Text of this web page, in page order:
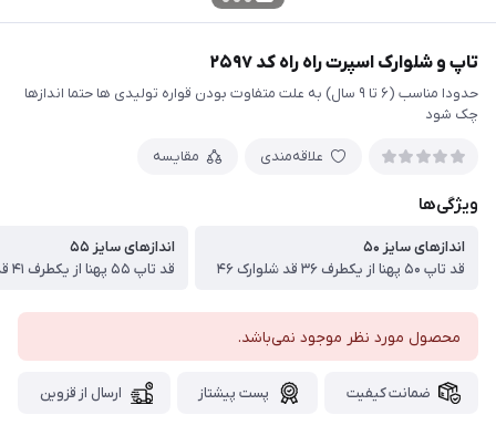
تاپ و شلوارک اسپرت راه راه کد ۲۵۹۷
حدودا مناسب (۶ تا ۹ سال) به علت متفاوت بودن قواره تولیدی ها حتما اندازها
چک شود
علاقه‌مندی مقایسه
ویژگی‌ها
اندازهای سایز ۵۰
قد تاپ ۵۰ پهنا از یکطرف ۳۶ قد شلوارک ۴۶
اندازهای سایز ۵۵
قد تاپ ۵۵ پهنا از یکطرف ۴۱ قد شلوارک ۵۱
محصول مورد نظر موجود نمی‌باشد.
ضمانت کیفیت پست پیشتاز ارسال از قزوین